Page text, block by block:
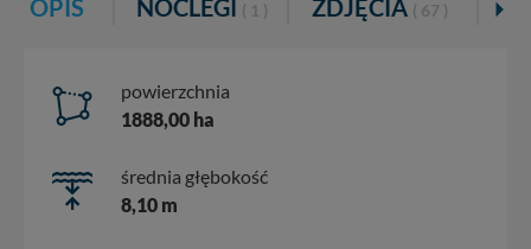
OPIS NOCLEGI ( 1 ) ZDJĘCIA ( 67 )
powierzchnia
1888,00 ha
średnia głębokość
8,10 m